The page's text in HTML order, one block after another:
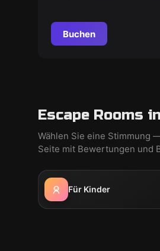
Buchen
Escape Rooms
Wählen Sie eine Stimmung
Seite mit Bewertungen und
Für Kinder